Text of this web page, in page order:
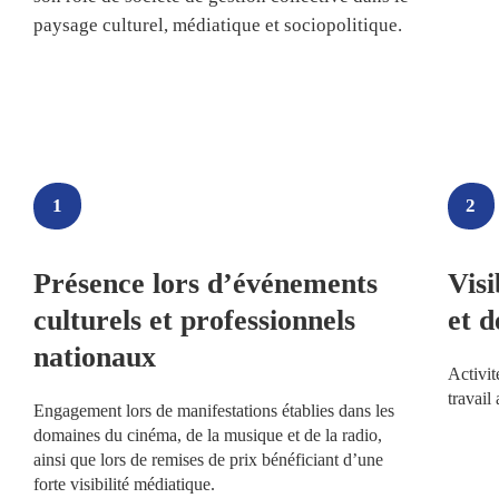
paysage culturel, médiatique et sociopolitique.
1
Présence lors d’événements
culturels et professionnels
nationaux
Engagement lors de manifestations établies dans les
domaines du cinéma, de la musique et de la radio,
ainsi que lors de remises de prix bénéficiant d’une
forte visibilité médiatique.
2
et
travail